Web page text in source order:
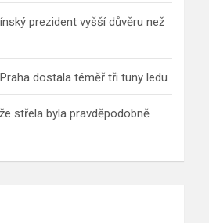
prezident vyšší důvěru než
dostala téměř tři tuny ledu
střela byla pravděpodobně